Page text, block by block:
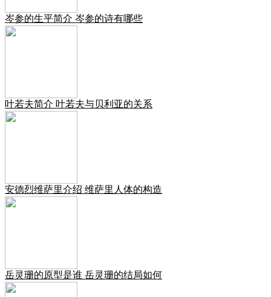
岑参的生平简介 岑参的诗有哪些
叶若夫简介 叶若夫与贝利亚的关系
安德烈维萨里介绍 维萨里人体的构造
岳灵珊的原型是谁 岳灵珊的结局如何